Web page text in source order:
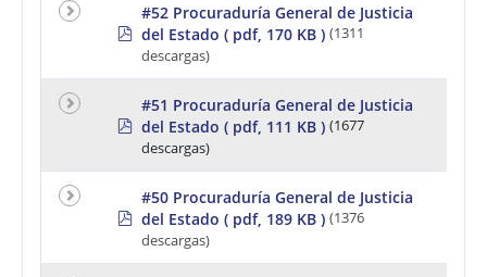
p
#52 Procuraduría General de Justicia
del Estado ( pdf, 170 KB ) (1311
descargas)
p
#51 Procuraduría General de Justicia
del Estado ( pdf, 111 KB ) (1677
descargas)
p
#50 Procuraduría General de Justicia
del Estado ( pdf, 189 KB ) (1376
descargas)